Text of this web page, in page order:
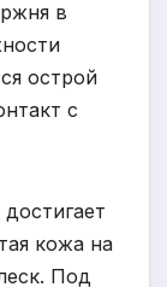
в
острой
с
кожа на
Под